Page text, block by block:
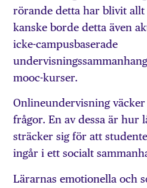
rörande detta har blivit allt
kanske borde detta även
icke-campusbaserade
mooc-kurser.
Onlineundervisning
frågor. En av dessa är hur
sträcker sig för att
ingår i ett socialt
Lärarnas emotionella och